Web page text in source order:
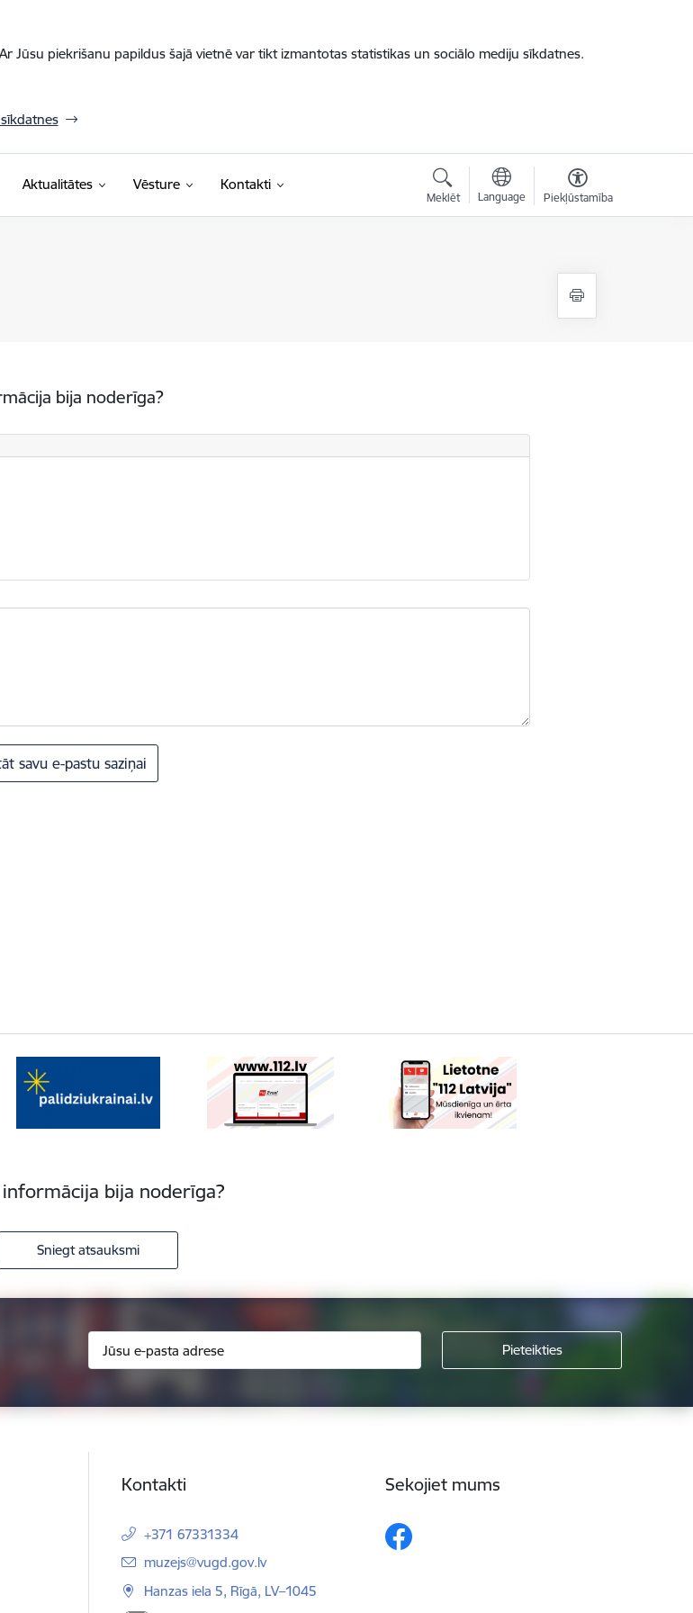
Jūsu piekrišanu papildus šajā vietnē var tikt izmantotas statistikas un sociālo mediju sīkdatnes.
Aktualitātes Vēsture Kontakti
Meklēt Language Piekļūstamība
bija noderīga?
savu e-pastu saziņai
bija noderīga?
Sniegt atsauksmi
Kontakti
+371 67331334
E-pasts:
muzejs@vugd.gov.lv
Hanzas iela 5, Rīgā, LV–1045
Sekojiet mums